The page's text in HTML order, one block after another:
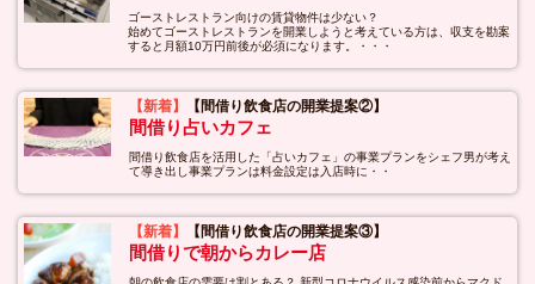
ゴーストレストラン向けの賃貸物件は少ない？
始めてゴーストレストランを開業しようと考えている方は、収支を勘案
すると月額10万円前後が必須になります。・・・
【新着】 【間借り飲食店の開業提案②】
間借り占いカフェ
間借り飲食店を活用した「占いカフェ」の事業プランをシェフ男が考え
て導き出し事業プランは料金設定は入店時に・・
【新着】 【間借り飲食店の開業提案③】
間借りで朝からカレー店